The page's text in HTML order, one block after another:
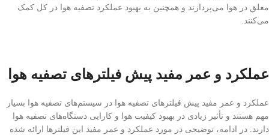
معلق در هوا می‌پردازند و همچنین به بهبود عملکرد تصفیه هوا در کل کمک
می‌کنند.
عملکرد و عمر مفید پیش فیلترهای تصفیه هوا
عملکرد و عمر مفید پیش فیلترهای تصفیه هوا در سیستم‌های تصفیه هوا بسیار
مهم هستند و تأثیر زیادی در بهبود کیفیت هوا و کارایی دستگاه‌های تصفیه هوا
دارند. در ادامه، توضیحی در مورد عملکرد و عمر مفید این فیلترها ارائه شده